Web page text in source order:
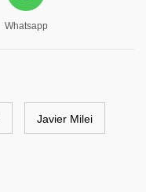
Whatsapp
Javier Milei